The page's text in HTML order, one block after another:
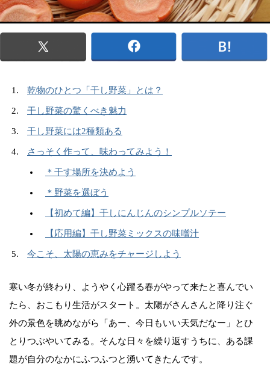
乾物のひとつ「干し野菜」とは？
干し野菜の驚くべき魅力
干し野菜には2種類ある
さっそく作って、味わってみよう！
＊干す場所を決めよう
＊野菜を選ぼう
【初めて編】干しにんじんのシンプルソテー
【応用編】干し野菜ミックスの味噌汁
今こそ、太陽の恵みをチャージしよう
寒い冬が終わり、ようやく心躍る春がやって来たと喜んでい
たら、おこもり生活がスタート。太陽がさんさんと降り注ぐ
外の景色を眺めながら「あー、今日もいい天気だなー」とひ
とりつぶやいてみる。そんな日々を繰り返すうちに、ある課
題が自分のなかにふつふつと湧いてきたんです。